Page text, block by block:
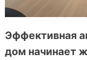
Эффективная
дом начинает